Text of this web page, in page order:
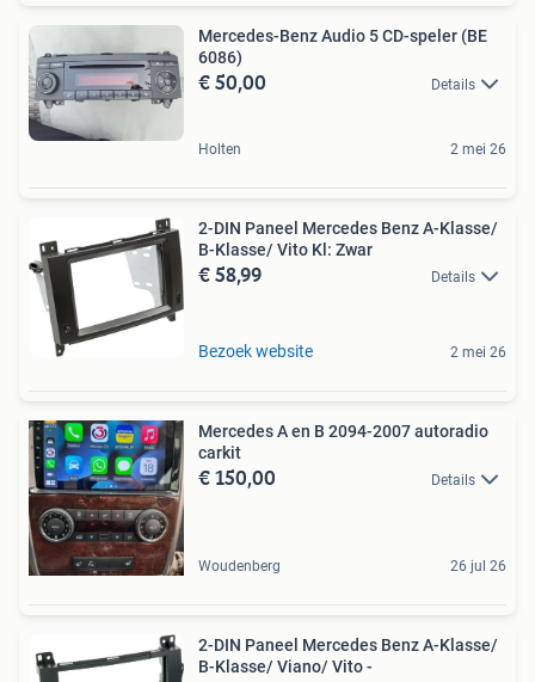
Mercedes-Benz Audio 5 CD-speler (BE
6086)
€ 50,00 Details
Holten 2 mei 26
2-DIN Paneel Mercedes Benz A-Klasse/
B-Klasse/ Vito Kl: Zwar
€ 58,99 Details
Bezoek website 2 mei 26
Mercedes A en B 2094-2007 autoradio
carkit
€ 150,00 Details
Woudenberg 26 jul 26
2-DIN Paneel Mercedes Benz A-Klasse/
B-Klasse/ Viano/ Vito -